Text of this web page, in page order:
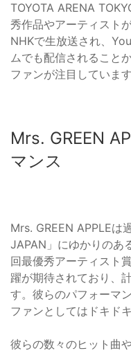
TOYOTA ARENA
秀作品やアーティスト
NHKで生放送され、
ムでも配信されること
ファンが注目しています
Mrs. GREEN
マンス
Mrs. GREEN APPLEは
JAPAN」にゆかりのあ
回最優秀アーティスト
躍が期待されており、
す。彼らのパフォーマ
ファンとしてはドキド
彼らの数々のヒット曲